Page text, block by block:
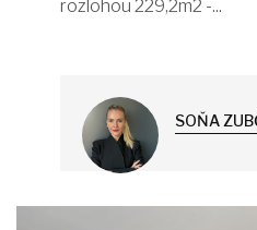
rozlohou 229,2m2 -...
SOŇA